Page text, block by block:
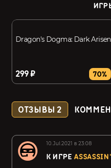
Dragon's Dogma: Dark Arisen
299 ₽ 70%
ОТЗЫВЫ2
10.Jul.2021 в 23:08
К ИГРЕ